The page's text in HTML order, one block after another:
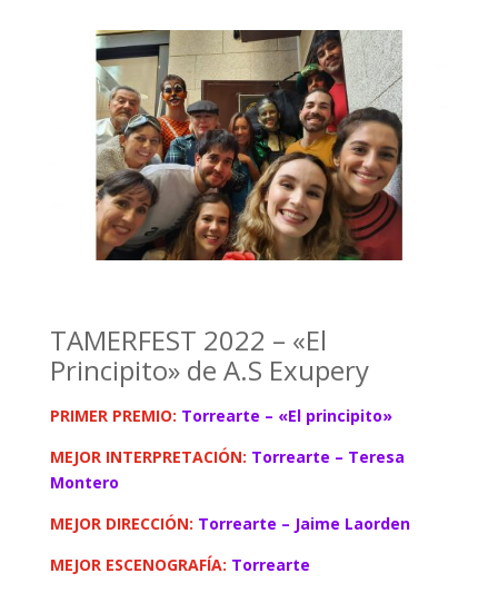
TAMERFEST 2022 – «El
Principito» de A.S Exupery
PRIMER PREMIO: Torrearte – «El principito»
MEJOR INTERPRETACIÓN: Torrearte – Teresa
Montero
MEJOR DIRECCIÓN: Torrearte – Jaime Laorden
MEJOR ESCENOGRAFÍA: Torrearte